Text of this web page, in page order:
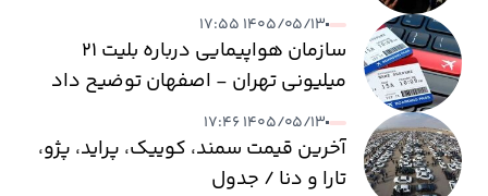
۱۴۰۵/۰۵/۱۳ ۱۷:۵۵
سازمان هواپیمایی درباره بلیت ۲۱
میلیونی تهران - اصفهان توضیح داد
۱۴۰۵/۰۵/۱۳ ۱۷:۴۶
آخرین قیمت سمند، کوییک، پراید، پژو،
تارا و دنا / جدول